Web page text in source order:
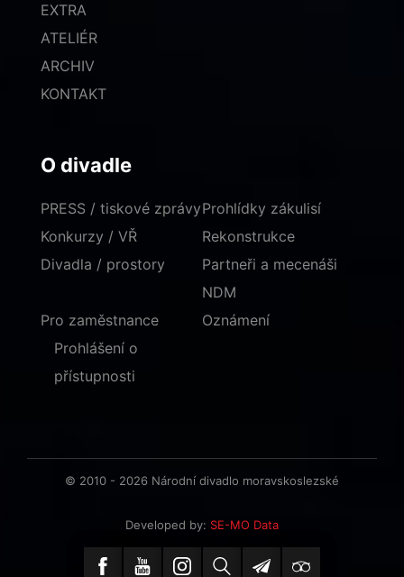
EXTRA
ATELIÉR
ARCHIV
KONTAKT
O divadle
PRESS / tiskové zprávy
Konkurzy / VŘ
Divadla / prostory
Prohlídky zákulisí
Rekonstrukce
Partneři a mecenáši
NDM
Pro zaměstnance
Oznámení
Prohlášení o
přístupnosti
© 2010 - 2026 Národní divadlo moravskoslezské
Developed by: SE-MO Data